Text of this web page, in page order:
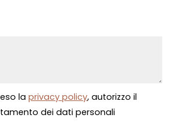
la privacy policy, autorizzo il
dei dati personali